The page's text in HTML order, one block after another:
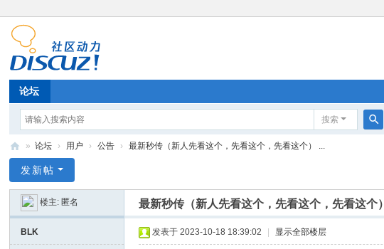
论坛
搜索
52
» 论坛 › 用户 › 公告 › 最新秒传（新人先看这个，先看这个，先看这个） ...
发新帖
楼主: 匿名 最新秒传（新人先看这个，先看这个，先看这个）
BLK 发表于 2023-10-18 18:39:02 显示全部楼层